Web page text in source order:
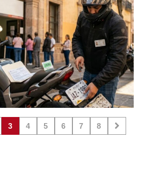
3 4 5 6 7 8